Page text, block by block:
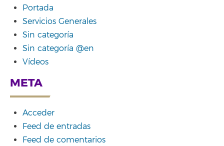
Portada
Servicios Generales
Sin categoría
Sin categoría @en
Vídeos
META
Acceder
Feed de entradas
Feed de comentarios